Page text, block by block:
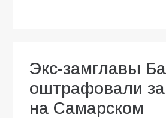
Экс-замглавы
оштрафовали за
на Самарском